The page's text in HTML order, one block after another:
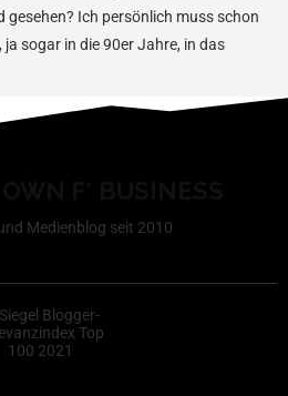
Ich persönlich muss schon
sogar in die 90er Jahre, in das
Medienblog seit 2010